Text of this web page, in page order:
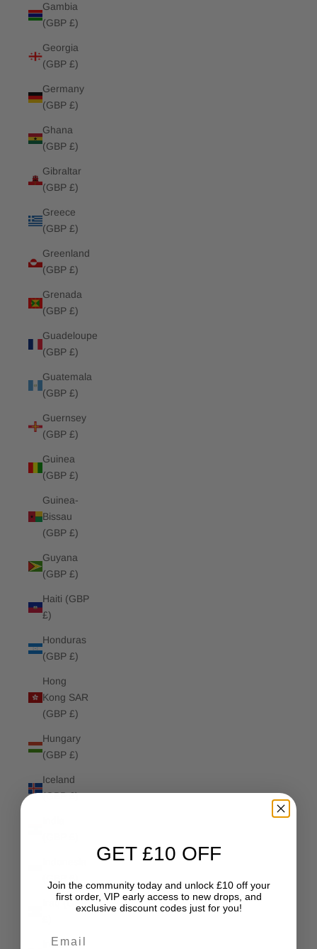
Gambia
(GBP £)
Georgia
(GBP £)
Germany
(GBP £)
Ghana
(GBP £)
Gibraltar
(GBP £)
Greece
(GBP £)
Greenland
(GBP £)
Grenada
(GBP £)
Guadeloupe
(GBP £)
Guatemala
(GBP £)
Guernsey
(GBP £)
Guinea
(GBP £)
Guinea-
Bissau
(GBP £)
Guyana
(GBP £)
Haiti (GBP
£)
Honduras
(GBP £)
Hong
Kong SAR
(GBP £)
Hungary
(GBP £)
Iceland
(GBP £)
Iraq (GBP
Ireland
GET £10 OFF
Join the community today and unlock £10 off your
first order, VIP early access to new drops, and
exclusive discount codes just for you!